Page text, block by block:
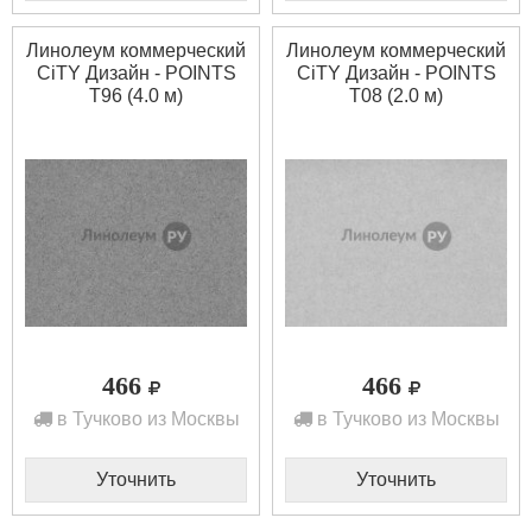
Линолеум коммерческий
CiTY Дизайн - POINTS
T96 (4.0 м)
466
в Тучково из Москвы
Уточнить
Линолеум коммерческий
CiTY Дизайн - POINTS
T08 (2.0 м)
466
в Тучково из Москвы
Уточнить